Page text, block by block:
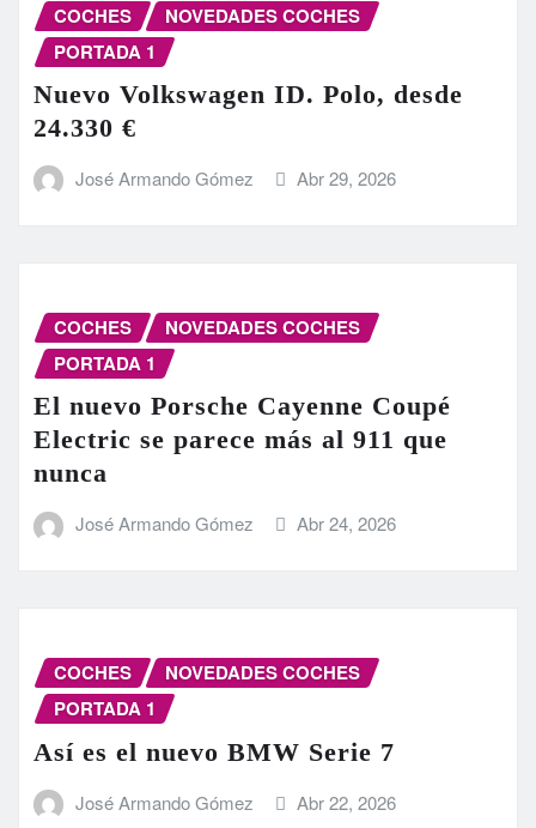
COCHES
NOVEDADES COCHES
PORTADA 1
Nuevo Volkswagen ID. Polo, desde
24.330 €
José Armando Gómez Abr 29, 2026
COCHES
NOVEDADES COCHES
PORTADA 1
El nuevo Porsche Cayenne Coupé
Electric se parece más al 911 que
nunca
José Armando Gómez Abr 24, 2026
COCHES
NOVEDADES COCHES
PORTADA 1
Así es el nuevo BMW Serie 7
José Armando Gómez Abr 22, 2026